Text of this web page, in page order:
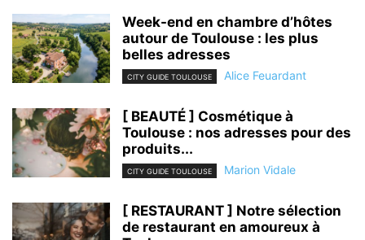
Week-end en chambre d’hôtes
autour de Toulouse : les plus
belles adresses
CITY GUIDE TOULOUSE Alice Feuardant
[ BEAUTÉ ] Cosmétique à
Toulouse : nos adresses pour des
produits...
CITY GUIDE TOULOUSE Marion Vidale
[ RESTAURANT ] Notre sélection
de restaurant en amoureux à